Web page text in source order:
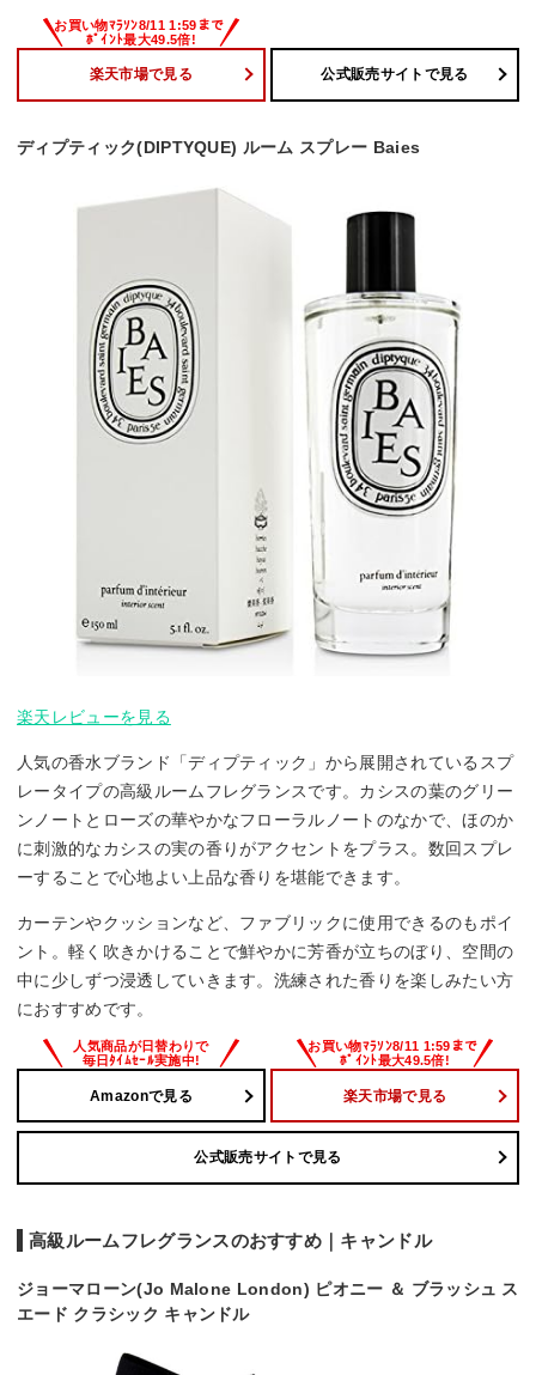
楽天市場で見る 公式販売サイトで見る
ディプティック(DIPTYQUE) ルーム スプレー Baies
楽天レビューを見る
人気の香水ブランド「ディプティック」から展開されているスプ
レータイプの高級ルームフレグランスです。カシスの葉のグリー
ンノートとローズの華やかなフローラルノートのなかで、ほのか
に刺激的なカシスの実の香りがアクセントをプラス。数回スプレ
ーすることで心地よい上品な香りを堪能できます。
カーテンやクッションなど、ファブリックに使用できるのもポイ
ント。軽く吹きかけることで鮮やかに芳香が立ちのぼり、空間の
中に少しずつ浸透していきます。洗練された香りを楽しみたい方
におすすめです。
Amazonで見る 楽天市場で見る
公式販売サイトで見る
高級ルームフレグランスのおすすめ｜キャンドル
ジョーマローン(Jo Malone London) ピオニー ＆ ブラッシュ ス
エード クラシック キャンドル